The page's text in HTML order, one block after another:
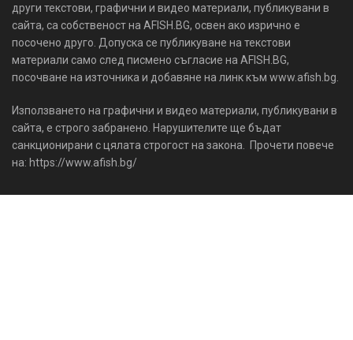
други текстови, графични и видео материали, публикувани в
сайта, са собственост на AFISH.BG, освен ако изрично е
посочено друго. Допуска се публикуване на текстови
материали само след писмено съгласие на AFISH.BG,
посочване на източника и добавяне на линк към www.afish.bg.
Използването на графични и видео материали, публикувани в
сайта, е строго забранено. Нарушителите ще бъдат
санкционирани с цялата строгост на закона. Прочети повече
на: https://www.afish.bg/